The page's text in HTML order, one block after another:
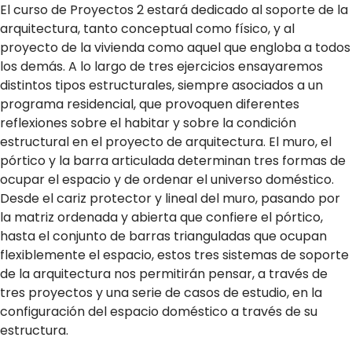
El curso de Proyectos 2 estará dedicado al soporte de la
arquitectura, tanto conceptual como físico, y al
proyecto de la vivienda como aquel que engloba a todos
los demás. A lo largo de tres ejercicios ensayaremos
distintos tipos estructurales, siempre asociados a un
programa residencial, que provoquen diferentes
reflexiones sobre el habitar y sobre la condición
estructural en el proyecto de arquitectura. El muro, el
pórtico y la barra articulada determinan tres formas de
ocupar el espacio y de ordenar el universo doméstico.
Desde el cariz protector y lineal del muro, pasando por
la matriz ordenada y abierta que confiere el pórtico,
hasta el conjunto de barras trianguladas que ocupan
flexiblemente el espacio, estos tres sistemas de soporte
de la arquitectura nos permitirán pensar, a través de
tres proyectos y una serie de casos de estudio, en la
configuración del espacio doméstico a través de su
estructura.